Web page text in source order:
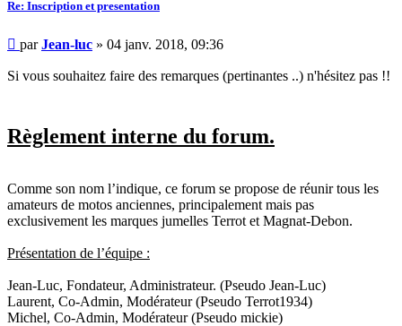
Re: Inscription et presentation
Message
parJean-luc » 04 janv. 2018, 09:36
Si vous souhaitez faire des remarques (pertinantes ..) n'hésitez pas !!
Règlement interne du forum.
Comme son nom l’indique, ce forum se propose de réunir tous les
amateurs de motos anciennes, principalement mais pas
exclusivement les marques jumelles Terrot et Magnat-Debon.
Présentation de l’équipe :
Jean-Luc, Fondateur, Administrateur. (Pseudo Jean-Luc)
Laurent, Co-Admin, Modérateur (Pseudo Terrot1934)
Michel, Co-Admin, Modérateur (Pseudo mickie)